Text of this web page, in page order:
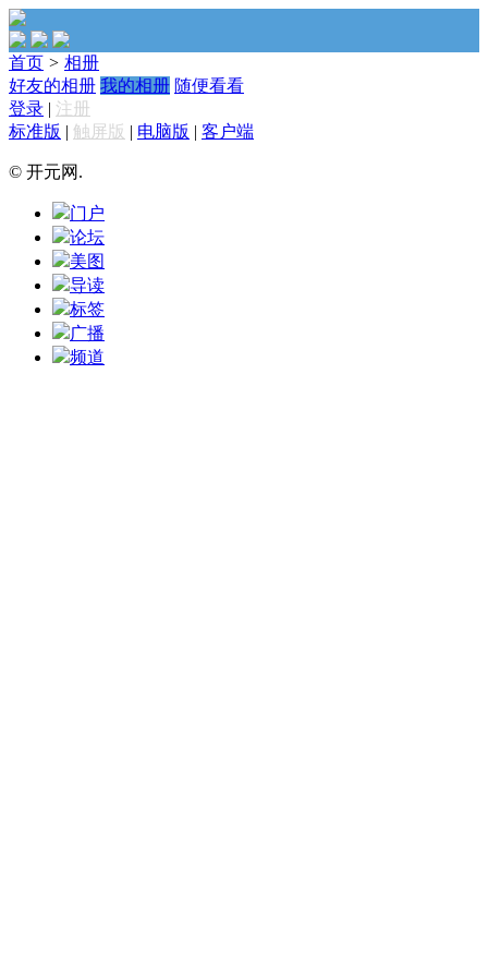
首页 > 相册
好友的相册 我的相册 随便看看
登录 | 注册
标准版 | 触屏版 | 电脑版 | 客户端
© 开元网.
门户
论坛
美图
导读
标签
广播
频道